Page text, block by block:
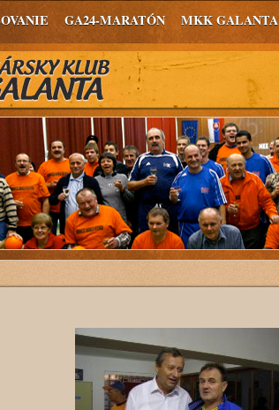
GA24-MARATÓN MKK GALANTA